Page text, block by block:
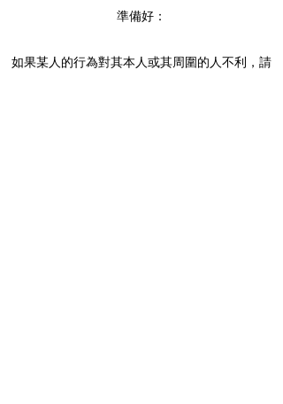
準備好：
如果某人的行為對其本人或其周圍的人不利，請